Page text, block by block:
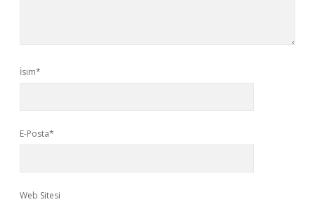
İsim*
E-Posta*
Web Sitesi